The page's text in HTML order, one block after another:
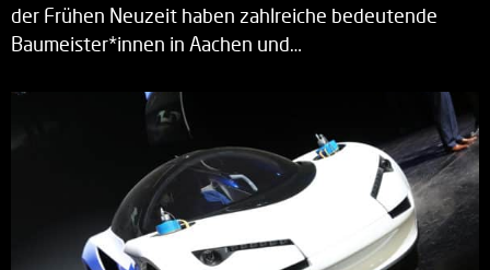
der Frühen Neuzeit haben zahlreiche bedeutende
Baumeister*innen in Aachen und…